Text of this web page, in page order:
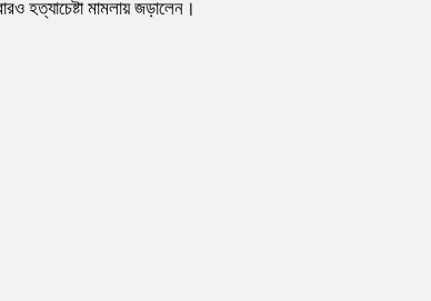
হত্যাচেষ্টা মামলায় জড়ালেন।